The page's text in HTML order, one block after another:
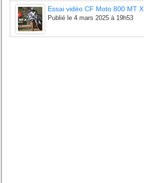
Essai vidéo CF Moto 800 MT X
Publié le 4 mars 2025 à 19h53